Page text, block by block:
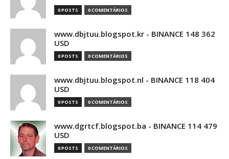
0 POSTS 0 COMENTÁRIOS
www.dbjtuu.blogspot.kr - BINANCE 148 362
USD
0 POSTS 0 COMENTÁRIOS
www.dbjtuu.blogspot.nl - BINANCE 118 404
USD
0 POSTS 0 COMENTÁRIOS
www.dgrtcf.blogspot.ba - BINANCE 114 479
USD
0 POSTS 0 COMENTÁRIOS